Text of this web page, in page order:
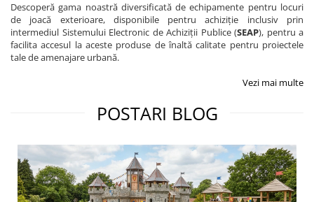
Descoperă gama noastră diversificată de echipamente pentru locuri
de joacă exterioare, disponibile pentru achiziție inclusiv prin
intermediul Sistemului Electronic de Achiziții Publice (SEAP), pentru a
facilita accesul la aceste produse de înaltă calitate pentru proiectele
tale de amenajare urbană.
Vezi mai multe
POSTARI BLOG